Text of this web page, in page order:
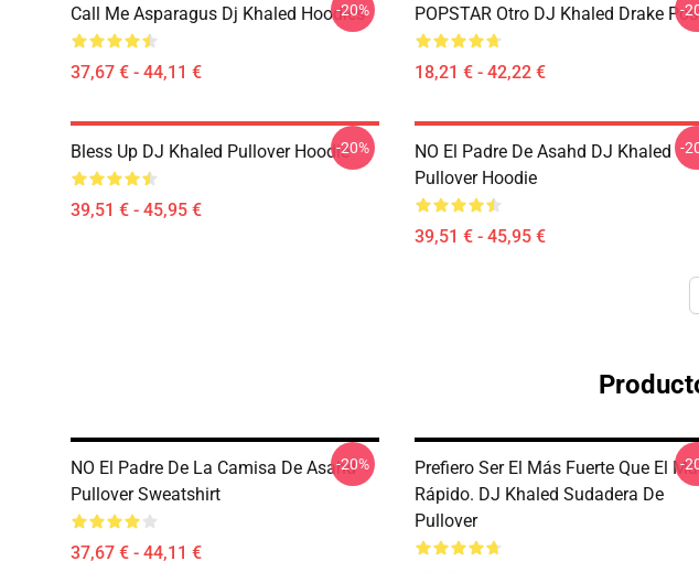
Call Me Asparagus Dj Khaled Hoodies
37,67 € - 44,11 €
-20% POPSTAR Otro DJ Khaled Drake
18,21 € - 42,22 €
-
Bless Up DJ Khaled Pullover Hoodie
39,51 € - 45,95 €
-20%
NO El Padre De Asahd DJ Khaled
Pullover Hoodie
39,51 € - 45,95 €
-
NO El Padre De La Camisa De Asahd
Pullover Sweatshirt
37,67 € - 44,11 €
-20%
Prefiero Ser El Más Fuerte Que El
Rápido. DJ Khaled Sudadera De
Pullover
-